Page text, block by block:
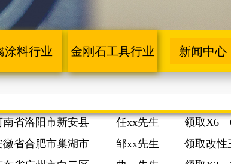
涂料行业 金刚石工具行业 新闻中心
北省承德市双桥区 杨xx先生 领取云母
川省绵阳市涪城区 张xx先生 领取超磷
南省洛阳市新安县 任xx先生 领取
徽省合肥市巢湖市 邹xx先生
领取改
东省广州市白云区 曲xx先生 领取